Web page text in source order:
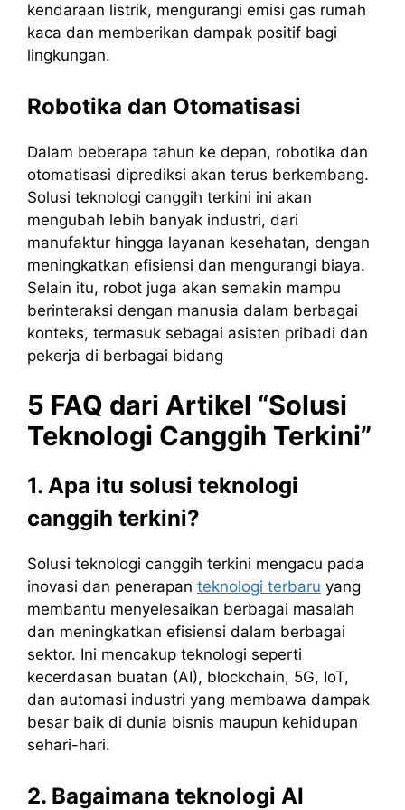
kendaraan listrik, mengurangi emisi gas rumah
kaca dan memberikan dampak positif bagi
lingkungan.
Robotika dan Otomatisasi
Dalam beberapa tahun ke depan, robotika dan
otomatisasi diprediksi akan terus berkembang.
Solusi teknologi canggih terkini ini akan
mengubah lebih banyak industri, dari
manufaktur hingga layanan kesehatan, dengan
meningkatkan efisiensi dan mengurangi biaya.
Selain itu, robot juga akan semakin mampu
berinteraksi dengan manusia dalam berbagai
konteks, termasuk sebagai asisten pribadi dan
pekerja di berbagai bidang
5 FAQ dari Artikel “Solusi
Teknologi Canggih Terkini”
1. Apa itu solusi teknologi
canggih terkini?
Solusi teknologi canggih terkini mengacu pada
inovasi dan penerapan teknologi terbaru yang
membantu menyelesaikan berbagai masalah
dan meningkatkan efisiensi dalam berbagai
sektor. Ini mencakup teknologi seperti
kecerdasan buatan (AI), blockchain, 5G, IoT,
dan automasi industri yang membawa dampak
besar baik di dunia bisnis maupun kehidupan
sehari-hari.
2. Bagaimana teknologi AI